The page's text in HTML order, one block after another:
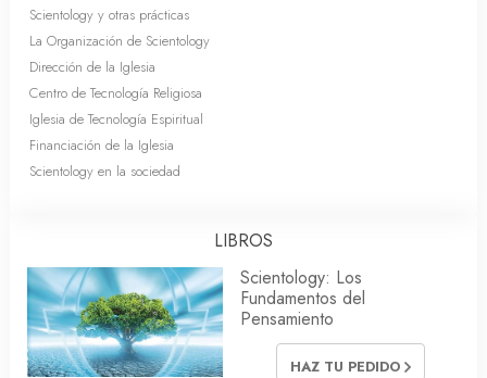
Scientology y otras prácticas
La Organización de Scientology
Dirección de la Iglesia
Centro de Tecnología Religiosa
Iglesia de Tecnología Espiritual
Financiación de la Iglesia
Scientology en la sociedad
LIBROS
Scientology: Los
Fundamentos del
Pensamiento
HAZ TU PEDIDO